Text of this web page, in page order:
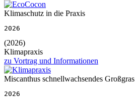
Klimaschutz in die Praxis
2026
(2026)
Klimapraxis
zu Vortrag und Informationen
Miscanthus schnellwachsendes Großgras
2026